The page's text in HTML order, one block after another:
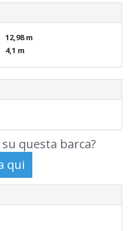
12,98 m
4,1 m
questa barca?